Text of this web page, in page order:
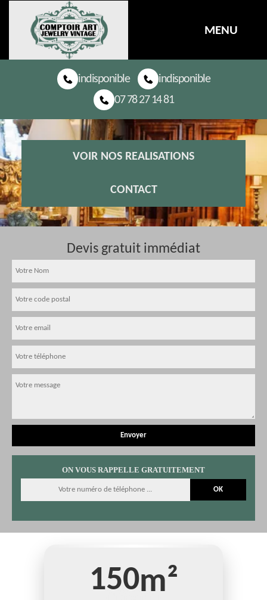
MENU
indisponible
indisponible
07 78 27 14 81
VOIR NOS REALISATIONS
CONTACT
Devis gratuit immédiat
ON VOUS RAPPELLE GRATUITEMENT
150m²